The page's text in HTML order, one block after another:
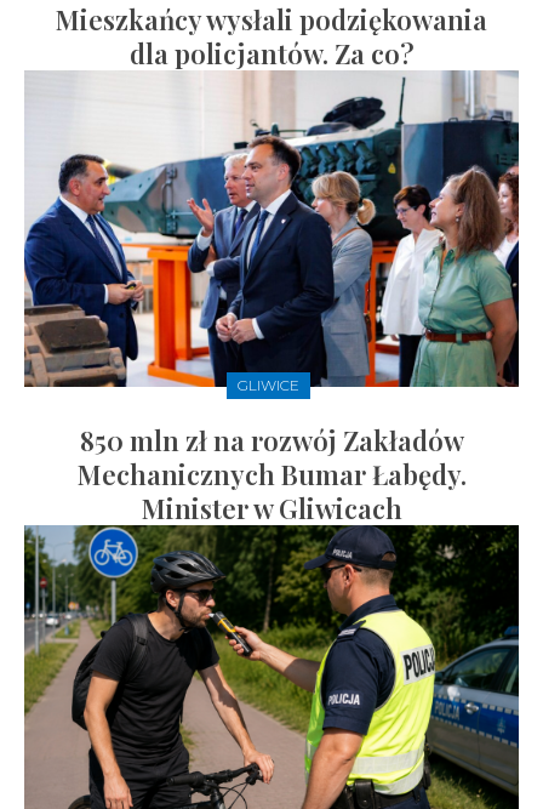
Mieszkańcy wysłali podziękowania
dla policjantów. Za co?
GLIWICE
850 mln zł na rozwój Zakładów
Mechanicznych Bumar Łabędy.
Minister w Gliwicach